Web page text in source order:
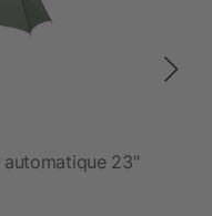
automatique 23"